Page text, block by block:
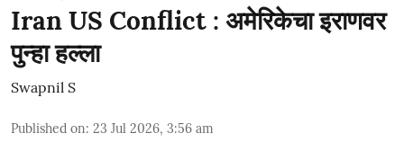
Iran US Conflict : अमेरिकेचा इराणवर
पुन्हा हल्ला
Swapnil S
Published on: 23 Jul 2026, 3:56 am